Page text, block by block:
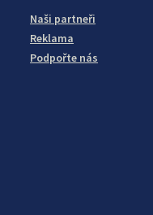
Naši partneři
Reklama
Podpořte nás